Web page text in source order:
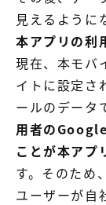
見えるように
本アプリの利
現在、本モバ
イトに設定さ
ールのデータ
用者の
ことが本アプ
す。そのため
ユーザーが自